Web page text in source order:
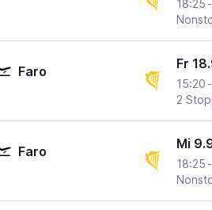
18:25 -
Faro Fr
15:20 -
2
Faro Mi
18:25 -